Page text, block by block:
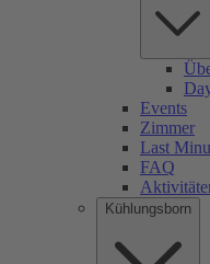
Events
Zimmer
Last
FAQ
Kühlungsborn